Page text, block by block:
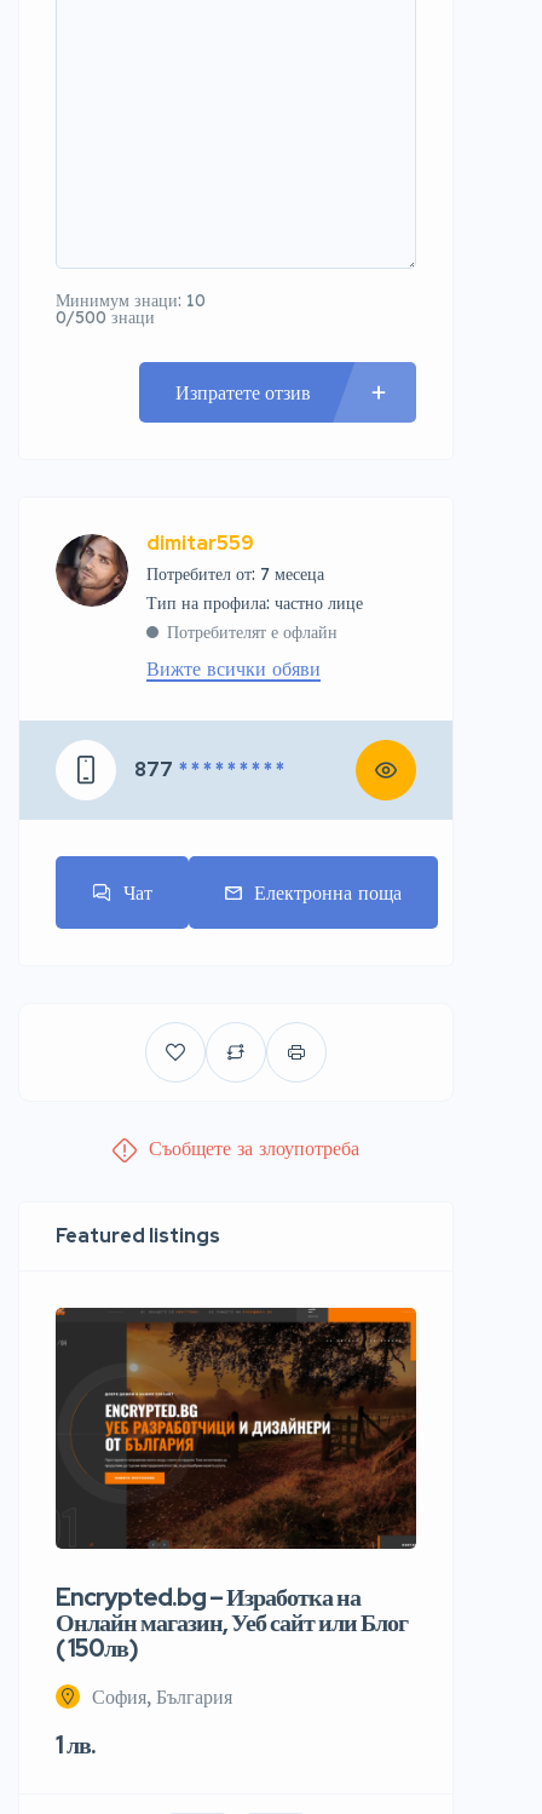
Минимум знаци: 10
0/500 знаци
Изпратете отзив
dimitar559
Потребител от: 7 месеца
тип на профила: частно лице
Потребителят е офлайн
Вижте всички обяви
877 * * * * * * * * *
Чат Електронна поща
Съобщете за злоупотреба
Featured listings
Encrypted.bg – Изработка на
Онлайн магазин, Уеб сайт или Блог
( 150лв)
София, България
1 лв.